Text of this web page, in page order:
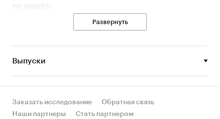
по рынку:
• Каков объем розничного рынка бытовой
много это или мало по сравнению с другими
регионами России?
• Рынок растет или снижается? Если растет, то
инфляции? Как соотносятся рост и падение с
динамикой других регионов?
Развернуть
Выпуски
Заказать исследование
Обратная связь
Наши партнеры
Стать партнером